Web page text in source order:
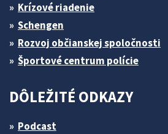
Krízové riadenie
Schengen
Rozvoj občianskej spoločnosti
Športové centrum polície
DÔLEŽITÉ ODKAZY
Podcast